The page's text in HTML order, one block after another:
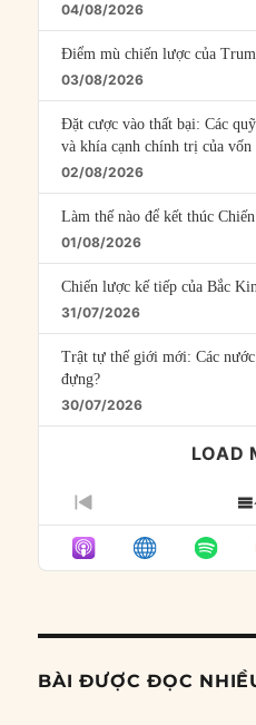
04/08/2026
Điểm mù chiến lược của
03/08/2026
Đặt cược vào thất bại: Các
và khía cạnh chính trị của
02/08/2026
Làm thế nào để kết thúc
01/08/2026
Chiến lược kế tiếp của Bắc
31/07/2026
Trật tự thế giới mới: Các
đựng?
30/07/2026
LOAD
PREVIOUS
EPISODE
BÀI ĐƯỢC ĐỌC